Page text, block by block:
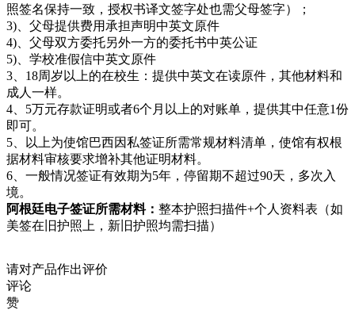
照签名保持一致，授权书译文签字处也需父母签字）；
3)、父母提供费用承担声明中英文原件
4)、父母双方委托另外一方的委托书中英公证
5)、学校准假信中英文原件
3、18周岁以上的在校生：提供中英文在读原件，其他材料和
成人一样。
4、5万元存款证明或者6个月以上的对账单，提供其中任意1份
即可。
5、以上为使馆巴西因私签证所需常规材料清单，使馆有权根
据材料审核要求增补其他证明材料。
6、一般情况签证有效期为5年，停留期不超过90天，多次入
境。
阿根廷电子签证所需材料： 整本护照扫描件+个人资料表（如
美签在旧护照上，新旧护照均需扫描）
请对产品作出评价
评论
赞